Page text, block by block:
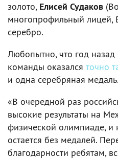
золото, Елисей Судаков
многопрофильный лицей,
серебро.
Любопытно, что год назад
команды оказался точно
и одна серебряная медаль.
«В очередной раз
высокие результаты на
физической олимпиаде, и
остается без медалей.
благодарности ребятам,